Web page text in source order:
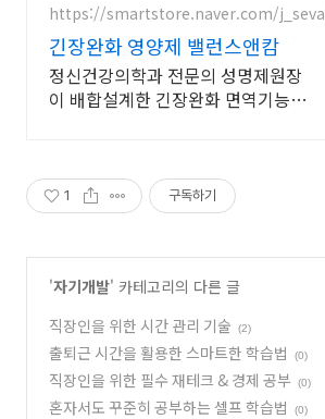
https://smartstore.naver.com/j_seva
긴장완화 영양제 밸런스앤캄
정신건강의학과 전문의 성명제원장
이 배합설계한 긴장완화 면역기능
1 구독하기
'자기개발' 카테고리의 다른 글
직장인을 위한 시간 관리 기술
(2)
출퇴근 시간을 활용한 스마트한 학습법 (0)
직장인을 위한 필수 재테크 & 경제 공부 (0)
혼자서도 꾸준히 공부하는 셀프 학습법 (0)